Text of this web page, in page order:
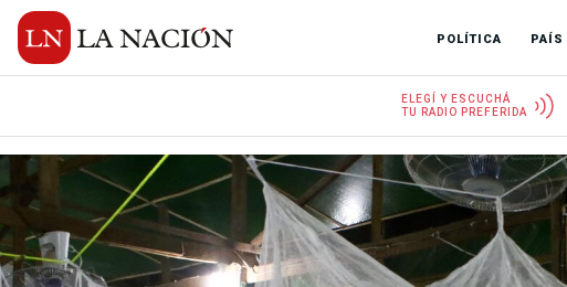
POLÍTICA PAÍS
ELEGÍ Y ESCUCHÁ
TU RADIO PREFERIDA